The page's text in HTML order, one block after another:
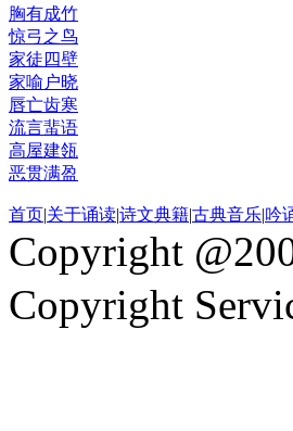
胸有成竹
惊弓之鸟
家徒四壁
家喻户晓
唇亡齿寒
流言蜚语
高屋建瓴
恶贯满盈
首页|关于诵读|诗文典籍|古典音乐|吟
Copyright
Copyright